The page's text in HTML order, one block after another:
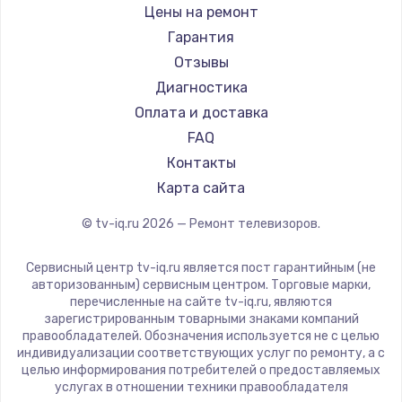
Замена видеокарты
1600 руб.
Ремонт разъема питания
880 руб.
Заказать
Замена видеочипа
Заказать
Замена северного моста
2600 руб.
Заказать
Daewoo
Centek
Telefunken
Hyundai
Doffler
Hiper
Grundig
HITACHI
Yandex
National
iFFALCON
Tuvio
Nord
Цены на ремонт
Гарантия
Отзывы
Диагностика
Оплата и доставка
FAQ
Контакты
Карта сайта
© tv-iq.ru 2026 — Ремонт телевизоров.
Сервисный центр tv-iq.ru является пост гарантийным (не
авторизованным) сервисным центром. Торговые марки,
перечисленные на сайте tv-iq.ru, являются
зарегистрированным товарными знаками компаний
правообладателей. Обозначения используется не с целью
индивидуализации соответствующих услуг по ремонту, а с
целью информирования потребителей о предоставляемых
услугах в отношении техники правообладателя